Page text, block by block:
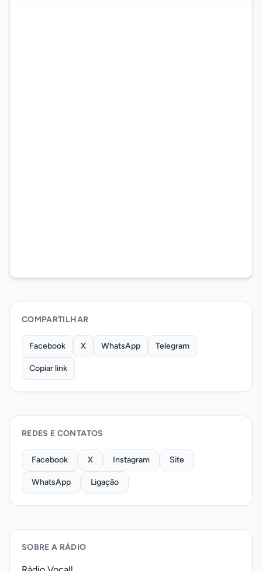
COMPARTILHAR
Facebook X WhatsApp Telegram
Copiar link
REDES E CONTATOS
Facebook X Instagram Site
WhatsApp Ligação
SOBRE A RÁDIO